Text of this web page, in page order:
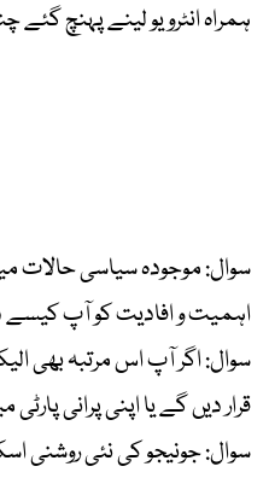
ہمراہ انٹرویو لینے پہنچ گئے
اہمیت و افادیت کو آپ کیسے
سوال: اگر آپ اس مرتبہ بھی
قرار دیں گے یا اپنی پرانی
سوال: جونیجو کی نئی روشنی